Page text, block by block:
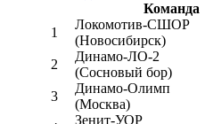
Команда
1
Локомотив-CШОР
(Новосибирск)
2
Динамо-ЛО-2
(Сосновый бор)
3
Динамо-Олимп
(Москва)
Зенит-УОР